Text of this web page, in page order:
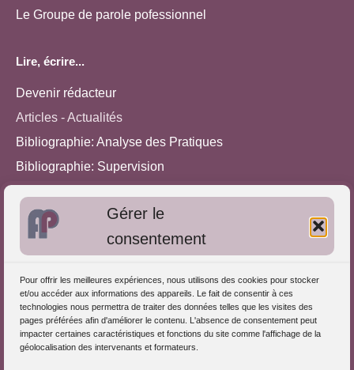
Gérer le
consentement
Pour offrir les meilleures expériences, nous utilisons des cookies pour stocker
et/ou accéder aux informations des appareils. Le fait de consentir à ces
technologies nous permettra de traiter des données telles que les visites des
pages préférées afin d'améliorer le contenu. L'absence de consentement peut
impacter certaines caractéristiques et fonctions du site comme l'affichage de la
géolocalisation des intervenants et formateurs.
Le Groupe de parole pofessionnel
Lire, écrire...
Devenir rédacteur
Articles - Actualités
Bibliographie: Analyse des Pratiques
Bibliographie: Supervision
Approches de l'Analyse des pratiques
S'inscrire dans l'Annuaire
Publiez vos formations
Charte déontologique